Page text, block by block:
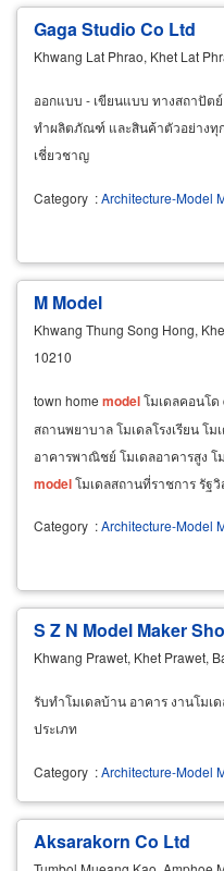
Gaga Studio Co Ltd
Khwang Lat Phrao, Khet Lat
ออกแบบ - เขียนแบบ ทางสถาปัต
ทำผลิตภัณฑ์ และสินค้าตัวอย่างทุก
เชี่ยวชาญ
Category :Architecture-Model
M Model
Khwang Thung Song Hong,
10210
town home modelโมเดลคอนโด
สถานพยาบาล โมเดลโรงเรียน โ
อาคารพาณิชย์ โมเดลอาคารสูง โ
modelโมเดลสถานที่ราชการ
Category :Architecture-Model
S Z N Model Maker
Khwang Prawet, Khet Prawet,
รับทำโมเดลบ้าน อาคาร งานโม
ประเภท
Category :Architecture-Model
Aksarakorn Co Ltd